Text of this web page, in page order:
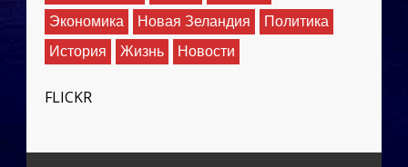
Экономика
Новая Зеландия
Политика
История
Жизнь Новости
FLICKR